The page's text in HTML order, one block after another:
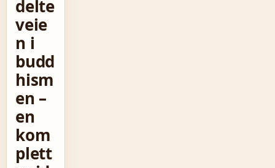
delte
veie
n i
budd
hism
en –
en
kom
plett